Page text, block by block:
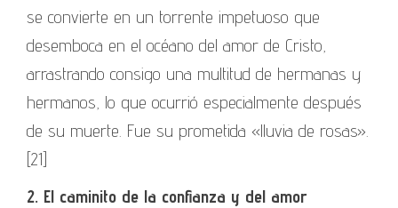
se convierte en un torrente impetuoso que
desemboca en el océano del amor de Cristo,
arrastrando consigo una multitud de hermanas y
hermanos, lo que ocurrió especialmente después
de su muerte. Fue su prometida «lluvia de rosas».
[21]
2. El caminito de la confianza y del amor